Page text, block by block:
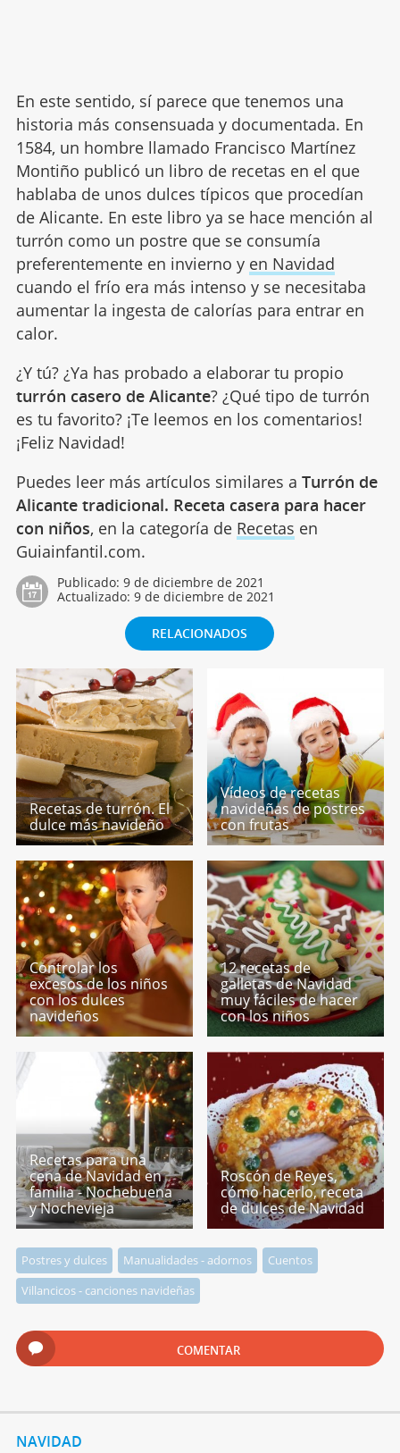
En este sentido, sí parece que tenemos una
historia más consensuada y documentada. En
1584, un hombre llamado Francisco Martínez
Montiño publicó un libro de recetas en el que
hablaba de unos dulces típicos que procedían
de Alicante. En este libro ya se hace mención al
turrón como un postre que se consumía
preferentemente en invierno y en Navidad
cuando el frío era más intenso y se necesitaba
aumentar la ingesta de calorías para entrar en
calor.
¿Y tú? ¿Ya has probado a elaborar tu propio
turrón casero de Alicante? ¿Qué tipo de turrón
es tu favorito? ¡Te leemos en los comentarios!
¡Feliz Navidad!
Puedes leer más artículos similares a Turrón de
Alicante tradicional. Receta casera para hacer
con niños, en la categoría de Recetas en
Guiainfantil.com.
Publicado: 9 de diciembre de 2021
Actualizado: 9 de diciembre de 2021
RELACIONADOS
Recetas de turrón. El
dulce más navideño
Vídeos de recetas
navideñas de postres
con frutas
Controlar los
excesos de los niños
con los dulces
navideños
12 recetas de
galletas de Navidad
muy fáciles de hacer
con los niños
Recetas para una
cena de Navidad en
familia - Nochebuena
y Nochevieja
Roscón de Reyes,
cómo hacerlo, receta
de dulces de Navidad
Postres y dulces Manualidades - adornos
Cuentos
Villancicos - canciones navideñas
COMENTAR
NAVIDAD